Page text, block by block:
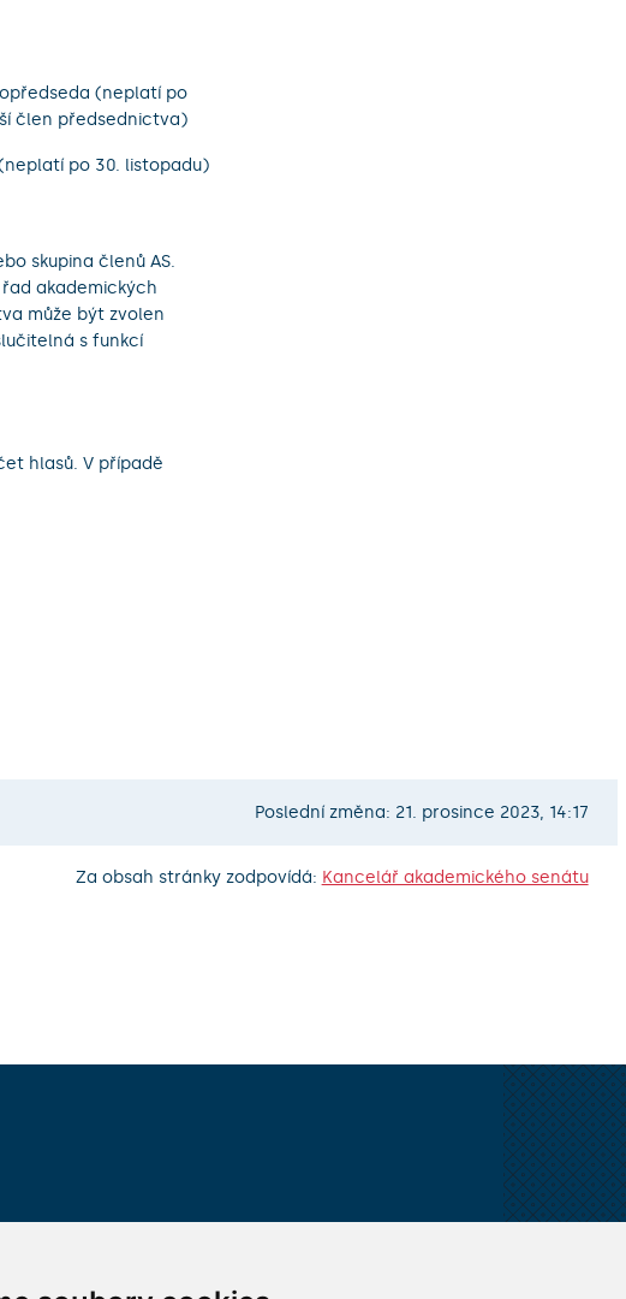
(neplatí po
člen předsednictva)
po 30. listopadu)
skupina členů AS.
akademických
může být zvolen
s funkcí
hlasů. V případě
Poslední změna: 21. prosince 2023, 14:17
Za obsah stránky zodpovídá: Kancelář akademického senátu